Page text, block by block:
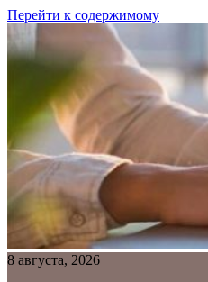
Перейти к содержимому
8 августа, 2026